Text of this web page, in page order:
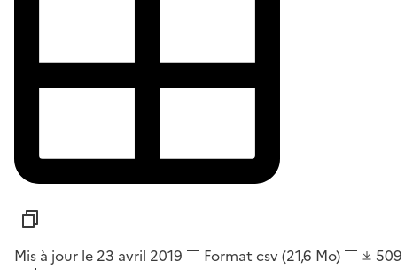
Mis à jour le 23 avril 2019 Format csv(21,6 Mo) 509